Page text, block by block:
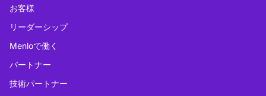
お客様
リーダーシップ
Menloで働く
パートナー
技術パートナー